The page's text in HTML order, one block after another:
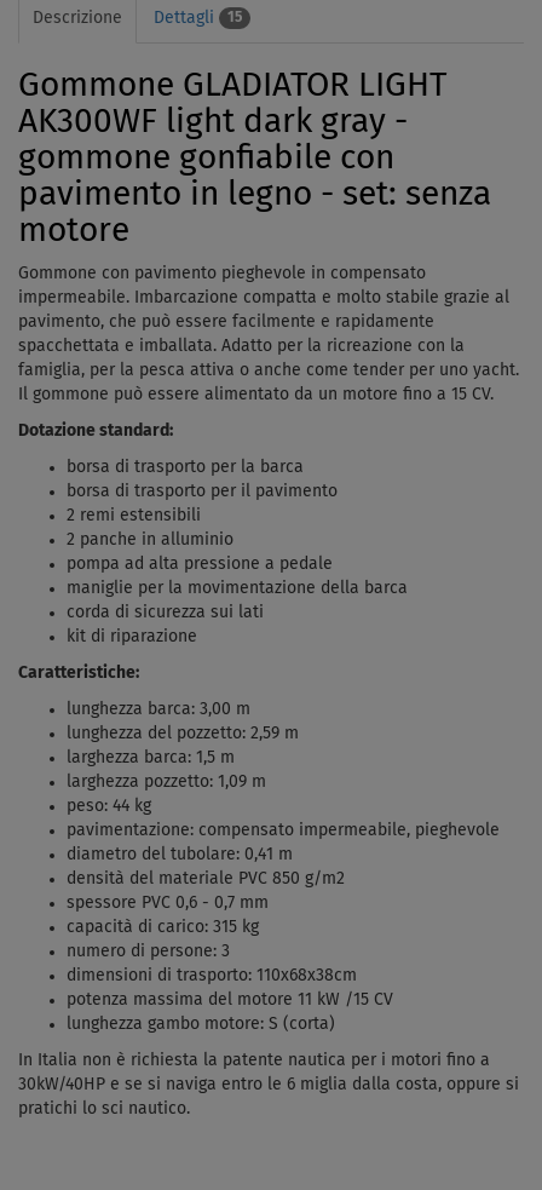
Descrizione Dettagli 15
Gommone GLADIATOR LIGHT
AK300WF light dark gray -
gommone gonfiabile con
pavimento in legno - set: senza
motore
Gommone con pavimento pieghevole in compensato
impermeabile. Imbarcazione compatta e molto stabile grazie al
pavimento, che può essere facilmente e rapidamente
spacchettata e imballata. Adatto per la ricreazione con la
famiglia, per la pesca attiva o anche come tender per uno yacht.
Il gommone può essere alimentato da un motore fino a 15 CV.
Dotazione standard:
borsa di trasporto per la barca
borsa di trasporto per il pavimento
2 remi estensibili
2 panche in alluminio
pompa ad alta pressione a pedale
maniglie per la movimentazione della barca
corda di sicurezza sui lati
kit di riparazione
Caratteristiche:
lunghezza barca: 3,00 m
lunghezza del pozzetto: 2,59 m
larghezza barca: 1,5 m
larghezza pozzetto: 1,09 m
peso: 44 kg
pavimentazione: compensato impermeabile, pieghevole
diametro del tubolare: 0,41 m
densità del materiale PVC 850 g/m2
spessore PVC 0,6 - 0,7 mm
capacità di carico: 315 kg
numero di persone: 3
dimensioni di trasporto: 110x68x38cm
potenza massima del motore 11 kW /15 CV
lunghezza gambo motore: S (corta)
In Italia non è richiesta la patente nautica per i motori fino a
30kW/40HP e se si naviga entro le 6 miglia dalla costa, oppure si
pratichi lo sci nautico.